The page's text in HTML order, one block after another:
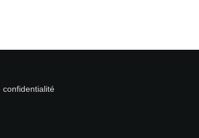
confidentialité